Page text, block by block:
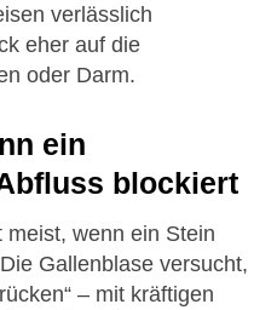
verlässlich
eher auf die
oder Darm.
ein
blockiert
wenn ein Stein
Gallenblase versucht,
– mit kräftigen